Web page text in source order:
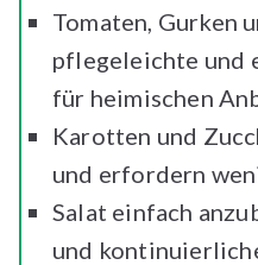
Tomaten, Gurken
pflegeleichte und
für heimischen
Karotten und
und erfordern
Salat einfach
und